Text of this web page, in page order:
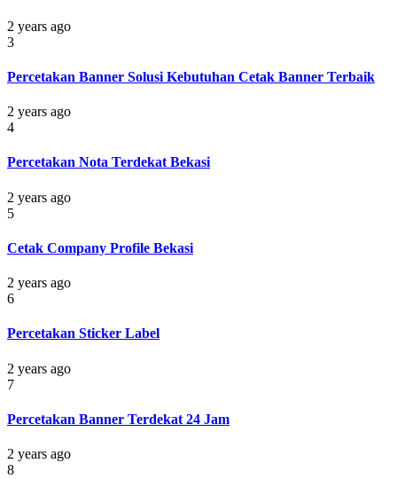
2 years ago
3
Percetakan Banner Solusi Kebutuhan Cetak Banner Terbaik
2 years ago
4
Percetakan Nota Terdekat Bekasi
2 years ago
5
Cetak Company Profile Bekasi
2 years ago
6
Percetakan Sticker Label
2 years ago
7
Percetakan Banner Terdekat 24 Jam
2 years ago
8